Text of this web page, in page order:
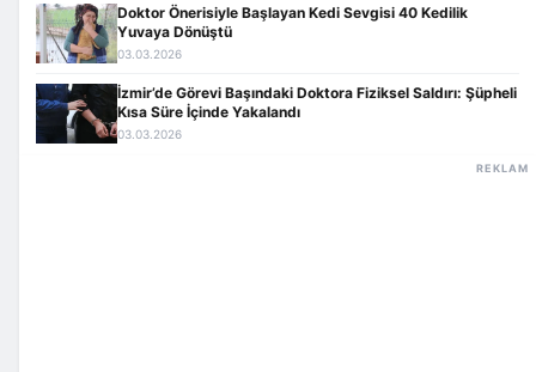
Doktor Önerisiyle Başlayan Kedi Sevgisi 40 Kedilik
Yuvaya Dönüştü
03.03.2026
İzmir’de Görevi Başındaki Doktora Fiziksel Saldırı: Şüpheli
Kısa Süre İçinde Yakalandı
03.03.2026
REKLAM